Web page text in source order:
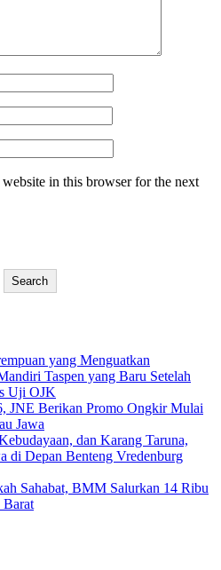
in this browser for the next
Search
yang Menguatkan
Taspen yang Baru Setelah
Uji OJK
JNE Berikan Promo Ongkir Mulai
Jawa
dan Karang Taruna,
di Depan Benteng Vredenburg
Sahabat, BMM Salurkan 14 Ribu